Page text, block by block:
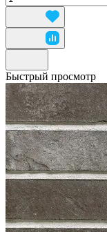
Быстрый просмотр